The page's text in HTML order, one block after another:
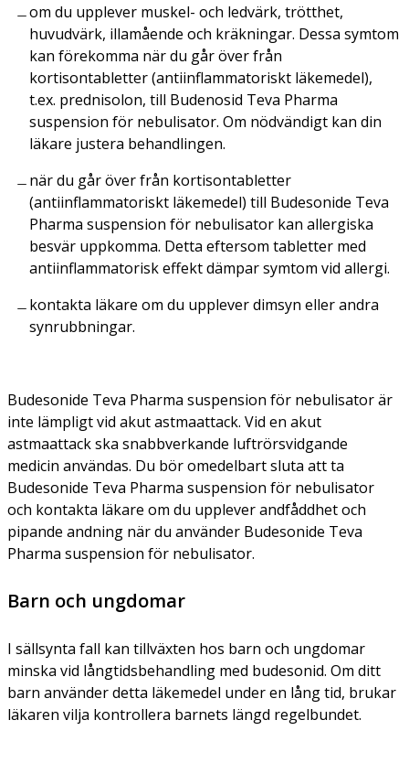
om du upplever muskel- och ledvärk, trötthet,
huvudvärk, illamående och kräkningar. Dessa symtom
kan förekomma när du går över från
kortisontabletter (antiinflammatoriskt läkemedel),
t.ex. prednisolon, till Budenosid Teva Pharma
suspension för nebulisator. Om nödvändigt kan din
läkare justera behandlingen.
när du går över från kortisontabletter
(antiinflammatoriskt läkemedel) till Budesonide Teva
Pharma suspension för nebulisator kan allergiska
besvär uppkomma. Detta eftersom tabletter med
antiinflammatorisk effekt dämpar symtom vid allergi.
kontakta läkare om du upplever dimsyn eller andra
synrubbningar.
Budesonide Teva Pharma suspension för nebulisator är
inte lämpligt vid akut astmaattack. Vid en akut
astmaattack ska snabbverkande luftrörsvidgande
medicin användas. Du bör omedelbart sluta att ta
Budesonide Teva Pharma suspension för nebulisator
och kontakta läkare om du upplever andfåddhet och
pipande andning när du använder Budesonide Teva
Pharma suspension för nebulisator.
Barn och ungdomar
I sällsynta fall kan tillväxten hos barn och ungdomar
minska vid långtidsbehandling med budesonid. Om ditt
barn använder detta läkemedel under en lång tid, brukar
läkaren vilja kontrollera barnets längd regelbundet.